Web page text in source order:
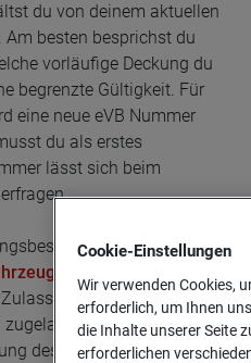
du von deinem aktuellen
Am besten besprichst du
vorläufige Deckung du
begrenzte Gültigkeit. Für
eine neue eVB Nummer
du als erstes
lässt sich beim
(Teil I+II) ─
nehmen.
benötigst du
des Herstellers. Du
Cookie-­Einstellungen
Wir verwenden Cookies,
erforderlich, um Ihnen
die Inhalte unserer Seite
erforderlichen